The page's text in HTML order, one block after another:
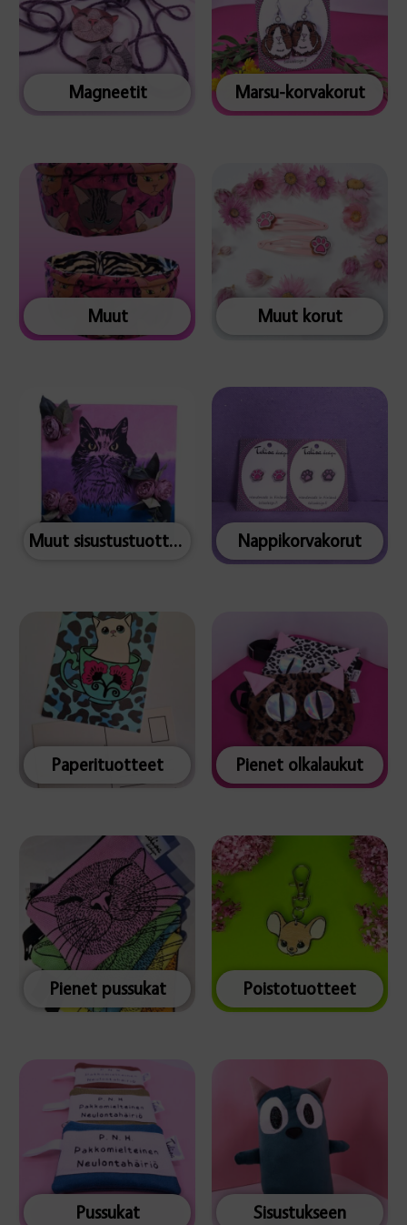
Magneetit Marsu-korvakorut
Muut Muut korut
Muut sisustustuotteet Nappikorvakorut
Paperituotteet Pienet olkalaukut
Pienet pussukat Poistotuotteet
Pussukat Sisustukseen